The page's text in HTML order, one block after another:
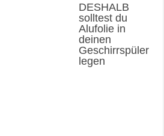
DESHALB
solltest du
Alufolie in
deinen
Geschirrspüler
legen